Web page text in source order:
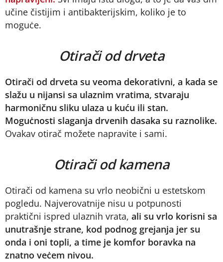
učine čistijim i antibakterijskim, koliko je to
moguċe.
Otirači od drveta
Otirači od drveta su veoma dekorativni, a kada se
slažu u nijansi sa ulaznim vratima, stvaraju
harmoničnu sliku ulaza u kuću ili stan.
Moguċnosti slaganja drvenih dasaka su raznolike.
Ovakav otirač možete napravite i sami.
Otirači od kamena
Otirači od kamena su vrlo neobični u estetskom
pogledu. Najverovatnije nisu u potpunosti
praktični ispred ulaznih vrata, ali su vrlo korisni sa
unutrašnje strane, kod podnog grejanja jer su
onda i oni topli, a time je komfor boravka na
znatno veċem nivou.